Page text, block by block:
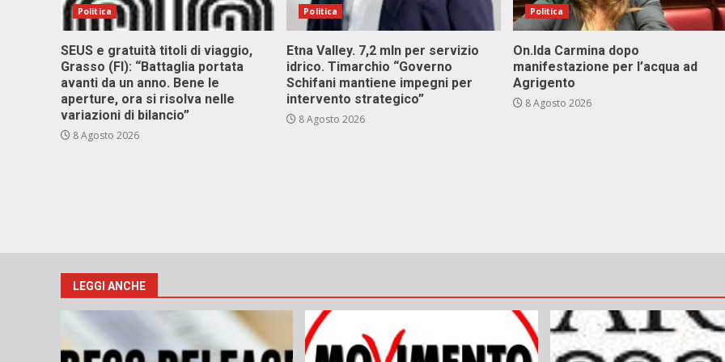
Politica
SEUS e gratuità titoli di viaggio,
Grasso (FI): “Battaglia portata
avanti da un anno. Bene le
aperture, ora si risolva nelle
variazioni di bilancio”
8 Agosto 2026
Politica
Etna Valley. 7,2 mln per servizio
idrico. Timarchio “Governo
Schifani mantiene impegni per
intervento strategico”
8 Agosto 2026
Politica
On.Ida Carmina dopo
manifestazione per l’acqua ad
Agrigento
8 Agosto 2026
LEGGI ANCHE